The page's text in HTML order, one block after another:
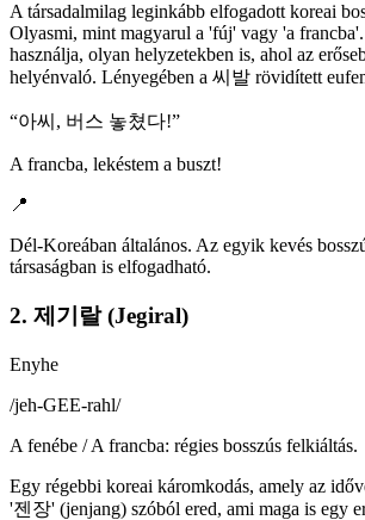
A társadalmilag leginkább elfogadott koreai
Olyasmi, mint magyarul a 'fúj' vagy 'a
használja, olyan helyzetekben is, ahol az
helyénvaló. Lényegében a 씨발 rövidített
“아씨, 버스 놓쳤다!”
A francba, lekéstem a buszt!
📍
Dél-Koreában általános. Az egyik kevés
társaságban is elfogadható.
2. 제기랄 (Jegiral)
Enyhe
/jeh-GEE-rahl/
A fenébe / A francba: régies bosszús felkiáltás.
Egy régebbi koreai káromkodás, amely az
'젠장' (jenjang) szóból ered, ami maga is egy